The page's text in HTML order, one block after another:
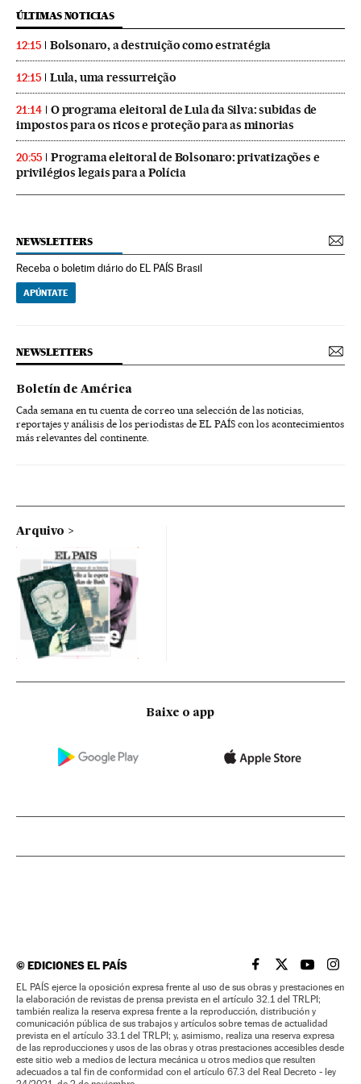
ÚLTIMAS NOTICIAS
12:15 Bolsonaro, a destruição como estratégia
12:15 Lula, uma ressurreição
21:14
O programa eleitoral de Lula da Silva: subidas de
impostos para os ricos e proteção para as minorias
20:55
Programa eleitoral de Bolsonaro: privatizações e
privilégios legais para a Polícia
NEWSLETTERS
Receba o boletim diário do EL PAÍS Brasil
APÚNTATE
NEWSLETTERS
Boletín de América
Cada semana en tu cuenta de correo una selección de las noticias,
reportajes y análisis de los periodistas de EL PAÍS con los acontecimientos
más relevantes del continente.
Arquivo
Baixe o app
©EDICIONES EL PAÍS EL PAÍS BRASIL EN
EL PAÍSEL PAÍS
EL
EL PAÍS ejerce la oposición expresa frente al uso de sus obras y prestaciones en
la elaboración de revistas de prensa prevista en el artículo 32.1 del TRLPI;
también realiza la reserva expresa frente a la reproducción, distribución y
comunicación pública de sus trabajos y artículos sobre temas de actualidad
prevista en el artículo 33.1 del TRLPI; y, asimismo, realiza una reserva expresa
de las reproducciones y usos de las obras y otras prestaciones accesibles desde
este sitio web a medios de lectura mecánica u otros medios que resulten
adecuados a tal fin de conformidad con el artículo 67.3 del Real Decreto - ley